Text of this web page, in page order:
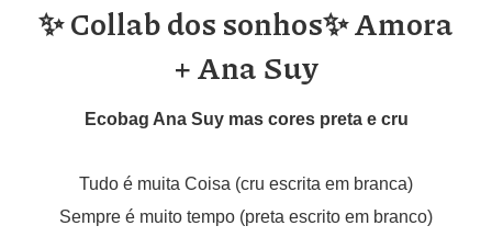
✨ Collab dos sonhos✨ Amora
+ Ana Suy
Ecobag Ana Suy mas cores preta e cru
Tudo é muita Coisa (cru escrita em branca)
Sempre é muito tempo (preta escrito em branco)